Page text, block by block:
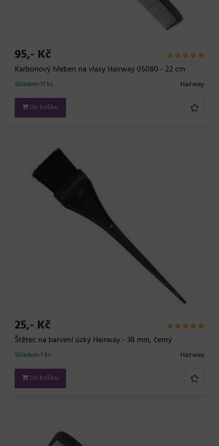
95,- Kč
Karbonový hřeben na vlasy Hairway 05080 - 22 cm
Hairway
Skladem 11 ks
Do košíku
25,- Kč
Štětec na barvení úzký Hairway - 38 mm, černý
Hairway
Skladem 1 ks
Do košíku